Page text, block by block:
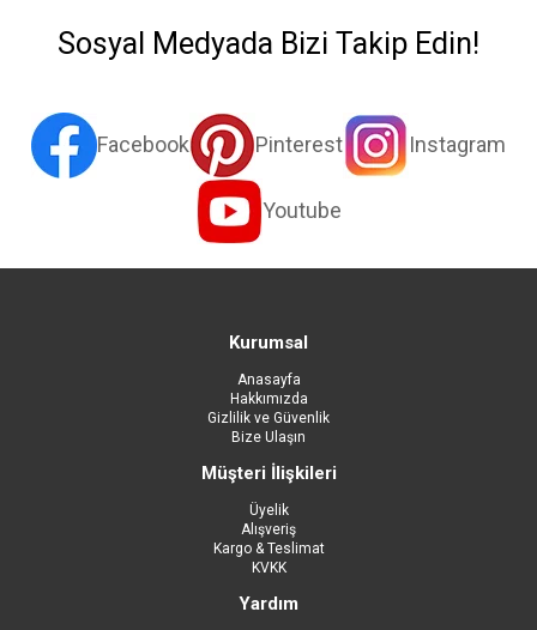
Sosyal Medyada Bizi Takip Edin!
Facebook Pinterest Instagram
Youtube
Kurumsal
Anasayfa
Hakkımızda
Gizlilik ve Güvenlik
Bize Ulaşın
Müşteri İlişkileri
Üyelik
Alışveriş
Kargo & Teslimat
KVKK
Yardım